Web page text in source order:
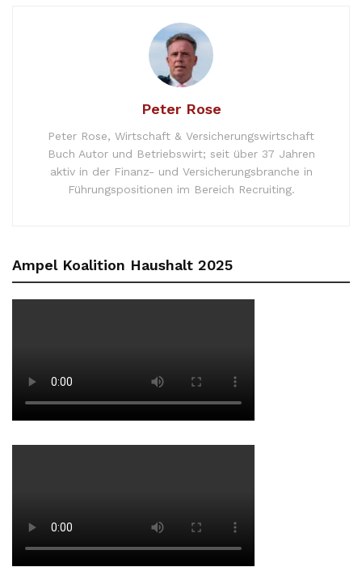
Peter Rose
Peter Rose, Wirtschaft & Versicherungswirtschaft
Buch Autor und Betriebswirt; seit über 37 Jahren
aktiv in der Finanz- und Versicherungsbranche in
Führungspositionen im Bereich Recruiting.
Ampel Koalition Haushalt 2025